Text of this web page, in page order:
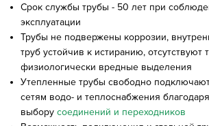
Срок службы трубы - 50 лет при
эксплуатации
Трубы не подвержены коррозии,
труб устойчив к истиранию, отсутствуют
физиологически вредные выделения
Утепленные трубы свободно
сетям водо- и теплоснабжения
выбору соединений и переходников